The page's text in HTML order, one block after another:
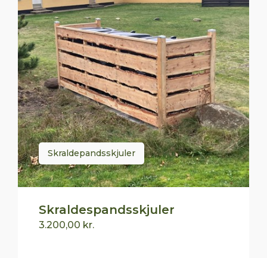
Skraldepandsskjuler
Skraldespandsskjuler
3.200,00 kr.